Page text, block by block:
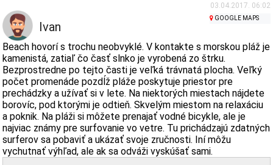
Apartmány
Turistické informácie
Pláže
webcams
Zoznámte sa s Chorvátskom
03.04.2017. 06:02
Ivan
GOOGLE MAPS
Beach hovorí s trochu neobvyklé. V kontakte s morskou pláž je
kamenistá, zatiaľ čo časť slnko je vyrobená zo štrku.
Bezprostredne po tejto časti je veľká trávnatá plocha. Veľký
počet promenáde pozdĺž pláže poskytuje priestor pre
prechádzky a užívať si v lete. Na niektorých miestach nájdete
borovíc, pod ktorými je odtieň. Skvelým miestom na relaxáciu
a poknik. Na pláži si môžete prenajať vodné bicykle, ale je
najviac známy pre surfovanie vo vetre. Tu prichádzajú zdatných
surferov sa pobaviť a ukázať svoje zručnosti. Iní môžu
vychutnať výhľad, ale ak sa odváži vyskúšať sami.